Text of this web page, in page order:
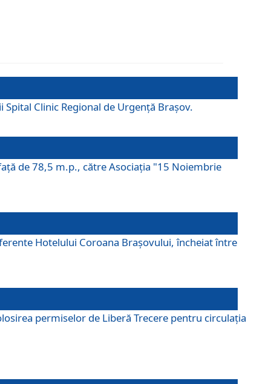
Clinic Regional de Urgență Brașov.
de 78,5 m.p., către Asociaţia "15 Noiembrie
Hotelului Coroana Brașovului, încheiat între
permiselor de Liberă Trecere pentru circulația